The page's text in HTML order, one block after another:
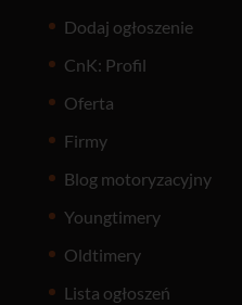
Dodaj ogłoszenie
CnK: Profil
Oferta
Firmy
Blog motoryzacyjny
Youngtimery
Oldtimery
Lista ogłoszeń